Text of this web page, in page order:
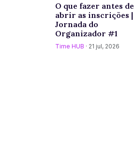
O que fazer antes de
abrir as inscrições |
Jornada do
Organizador #1
Time HUB · 21 jul, 2026